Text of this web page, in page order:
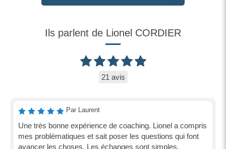
Ils parlent de Lionel CORDIER
21 avis
Par Laurent
Une très bonne expérience de coaching. Lionel a compris
mes problématiques et sait poser les questions qui font
avancer les choses. Les échanges sont simples,